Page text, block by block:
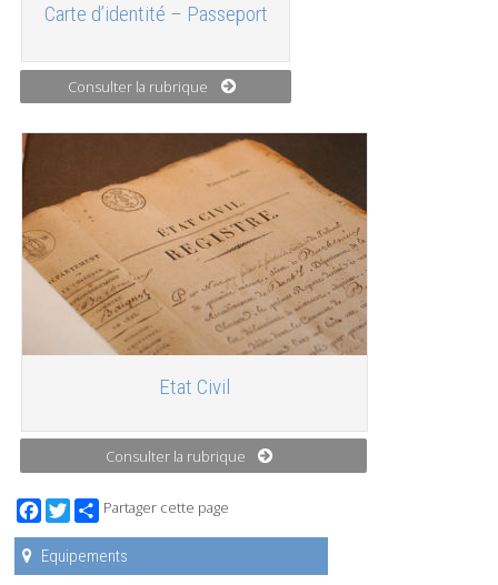
Carte d’identité – Passeport
Consulter la rubrique
Etat Civil
Consulter la rubrique
Facebook
TwitterPartager cette page
Equipements